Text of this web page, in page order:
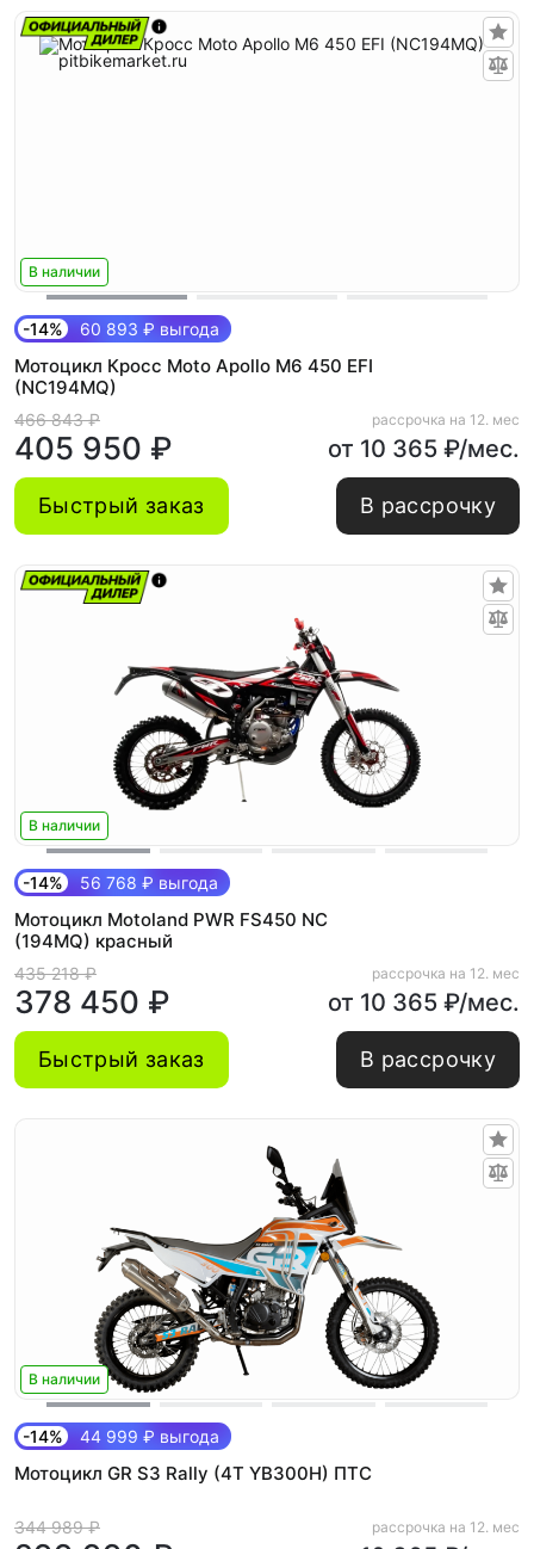
В наличии
-14% 60 893 ₽ выгода
Мотоцикл Кросс Moto Apollo M6 450 EFI
(NC194MQ)
466 843 ₽
405 950 ₽
рассрочка на 12. мес
от 10 365 ₽/мес.
Быстрый заказ В рассрочку
В наличии
-14% 56 768 ₽ выгода
Мотоцикл Motoland PWR FS450 NC
(194MQ) красный
435 218 ₽
378 450 ₽
рассрочка на 12. мес
от 10 365 ₽/мес.
Быстрый заказ В рассрочку
В наличии
-14% 44 999 ₽ выгода
Мотоцикл GR S3 Rally (4T YB300H) ПТС
344 989 ₽ рассрочка на 12. мес